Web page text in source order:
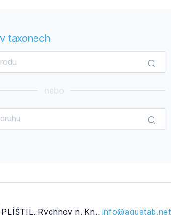
taxonech
nebo
Rychnov n. Kn.,info@aquatab.net